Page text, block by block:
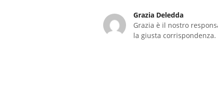
Grazia Deledda
Grazia è il nostro
la giusta